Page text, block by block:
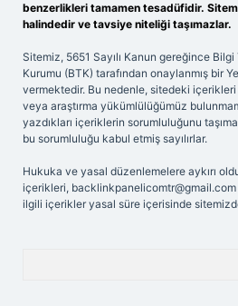
benzerlikleri tamamen tesadüfidir.
halindedir ve tavsiye niteliği taşımazlar.
Sitemiz, 5651 Sayılı Kanun gereğince
Kurumu (BTK) tarafından onaylanmış bir
vermektedir. Bu nedenle, sitedeki
veya araştırma yükümlülüğümüz
yazdıkları içeriklerin sorumluluğunu
bu sorumluluğu kabul etmiş sayılırlar.
Hukuka ve yasal düzenlemelere aykırı
içerikleri, backlinkpanelicomtr@gmail.com
ilgili içerikler yasal süre içerisinde